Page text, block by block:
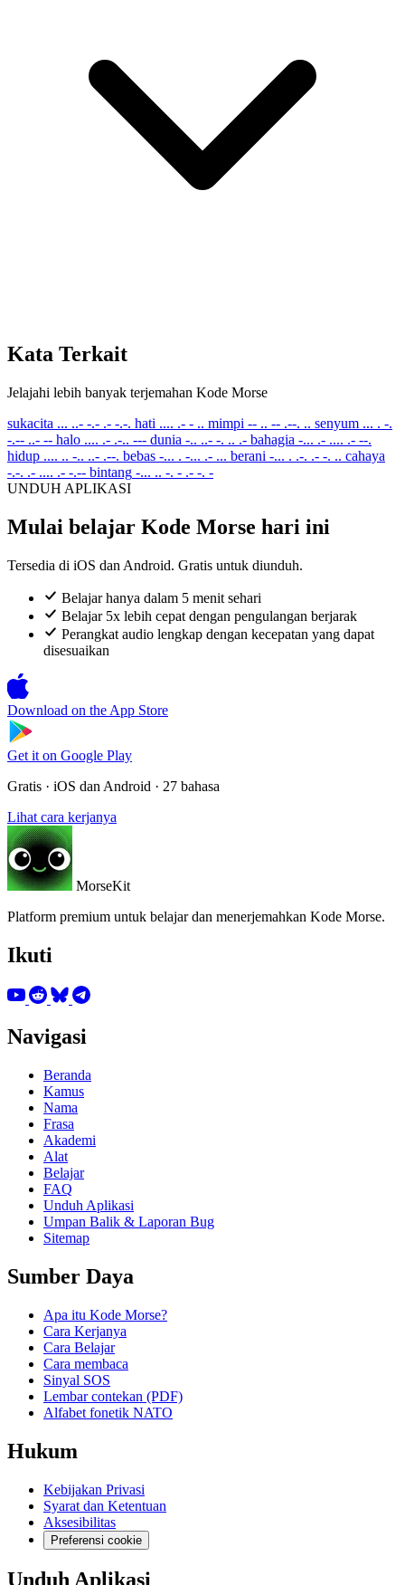
Kata Terkait
Jelajahi lebih banyak terjemahan Kode Morse
sukacita ... ..- -.- .- -.-. hati .... .- - .. mimpi -- .. -- .--. .. senyum ... . -.
-.-- ..- -- halo .... .- .-.. --- dunia -.. ..- -. .. .- bahagia -... .- .... .- --.
hidup .... .. -.. ..- .--. bebas -... . -... .- ... berani -... . .-. .- -. .. cahaya
-.-. .- .... .- -.-- bintang -... .. -. - .- -. -
UNDUH APLIKASI
Mulai belajar Kode Morse hari ini
Tersedia di iOS dan Android. Gratis untuk diunduh.
Belajar hanya dalam 5 menit sehari
Belajar 5x lebih cepat dengan pengulangan berjarak
Perangkat audio lengkap dengan kecepatan yang dapat
disesuaikan
Download on the App Store
Get it on Google Play
Gratis · iOS dan Android · 27 bahasa
Lihat cara kerjanya
MorseKit
Platform premium untuk belajar dan menerjemahkan Kode Morse.
Ikuti
Navigasi
Beranda
Kamus
Nama
Frasa
Akademi
Alat
Belajar
FAQ
Unduh Aplikasi
Umpan Balik & Laporan Bug
Sitemap
Sumber Daya
Apa itu Kode Morse?
Cara Kerjanya
Cara Belajar
Cara membaca
Sinyal SOS
Lembar contekan (PDF)
Alfabet fonetik NATO
Hukum
Kebijakan Privasi
Syarat dan Ketentuan
Aksesibilitas
Preferensi cookie
Unduh Aplikasi